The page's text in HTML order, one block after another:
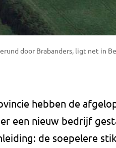
door Brabanders, ligt net in
hebben de
een nieuw bedrijf
de soepelere